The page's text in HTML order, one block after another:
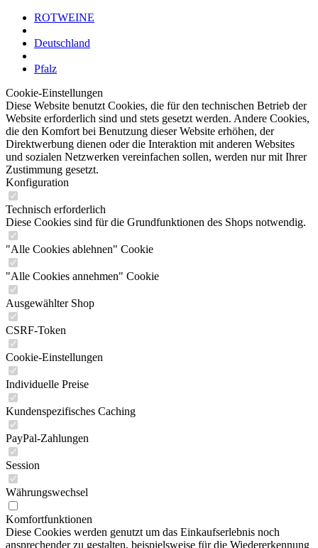
ROTWEINE
Deutschland
Pfalz
Cookie-Einstellungen
Diese Website benutzt Cookies, die für den technischen Betrieb der
Website erforderlich sind und stets gesetzt werden. Andere Cookies,
die den Komfort bei Benutzung dieser Website erhöhen, der
Direktwerbung dienen oder die Interaktion mit anderen Websites
und sozialen Netzwerken vereinfachen sollen, werden nur mit Ihrer
Zustimmung gesetzt.
Konfiguration
Technisch erforderlich
Diese Cookies sind für die Grundfunktionen des Shops notwendig.
"Alle Cookies ablehnen" Cookie
"Alle Cookies annehmen" Cookie
Ausgewählter Shop
CSRF-Token
Cookie-Einstellungen
Individuelle Preise
Kundenspezifisches Caching
PayPal-Zahlungen
Session
Währungswechsel
Komfortfunktionen
Diese Cookies werden genutzt um das Einkaufserlebnis noch
ansprechender zu gestalten, beispielsweise für die Wiedererkennung